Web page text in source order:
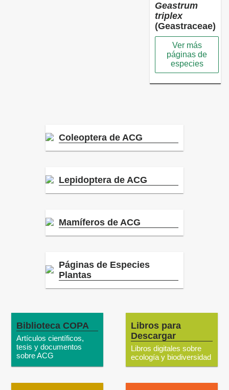
Geastrum
triplex
(Geastraceae)
Ver más
páginas de
especies
Coleoptera de ACG
Lepidoptera de ACG
Mamíferos de ACG
Páginas de Especies
Plantas
Biblioteca COPA
Artículos científicos,
tesis y documentos
sobre ACG
Libros para
Descargar
Libros digitales sobre
ecología y biodiversidad